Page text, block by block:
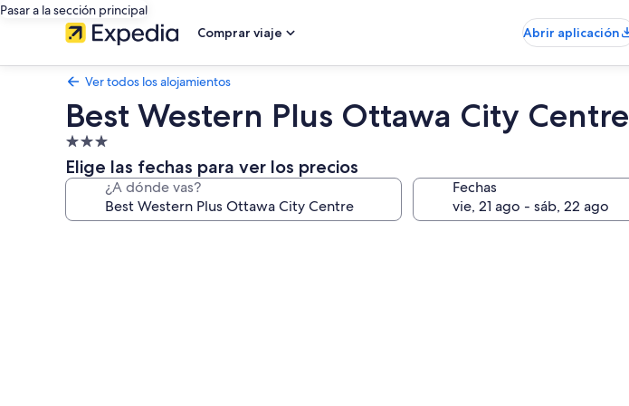
Pasar a la sección principal
Comprar viaje
Abrir aplicación
Ver todos los alojamientos
Best Western Plus Ottawa City Centre
Alojamiento
de
3.0 estrellas
Elige las fechas para ver los precios
¿A dónde vas? Fechas